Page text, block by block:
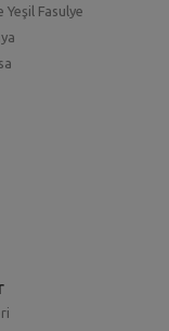
Yeşil Fasulye